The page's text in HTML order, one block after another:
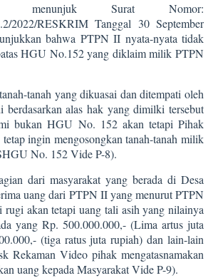
menunjuk Surat Nomor:
2022/RESKRIM Tanggal 30 September
bahwa PTPN II nyata-nyata tidak
HGU No.152 yang diklaim milik PTPN
tanah yang dikuasai dan ditempati oleh
alas hak yang dimilki tersebut
bukan HGU No. 152 akan tetapi Pihak
ingin mengosongkan tanah-tanah milik
No. 152 Vide P-8).
dari masyarakat yang berada di Desa
uang dari PTPN II yang menurut PTPN
rugi akan tetapi uang tali asih yang nilainya
yang Rp. 500.000.000,- (Lima artus juta
(tiga ratus juta rupiah) dan lain-lain
Rekaman Video pihak mengatasnamakan
uang kepada Masyarakat Vide P-9).